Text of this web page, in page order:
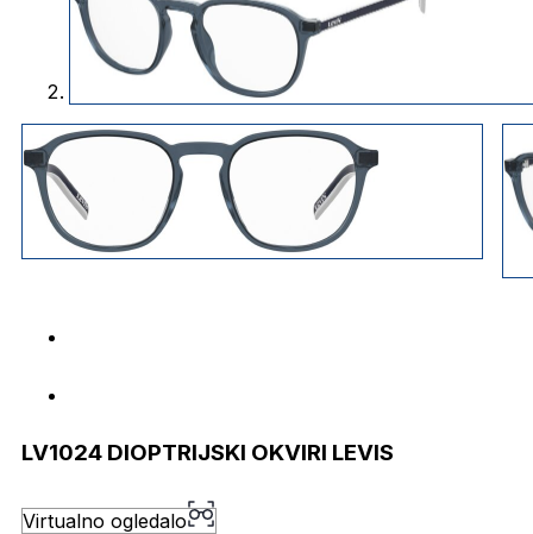
LV1024 DIOPTRIJSKI OKVIRI LEVIS
Virtualno ogledalo